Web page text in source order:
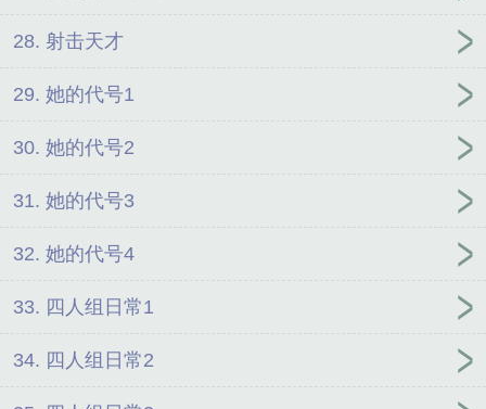
28. 射击天才
29. 她的代号1
30. 她的代号2
31. 她的代号3
32. 她的代号4
33. 四人组日常1
34. 四人组日常2